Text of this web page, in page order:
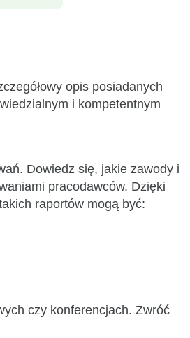
opis posiadanych
i kompetentnym
Dowiedz się, jakie zawody i
pracodawców. Dzięki
raportów mogą być:
czy konferencjach. Zwróć